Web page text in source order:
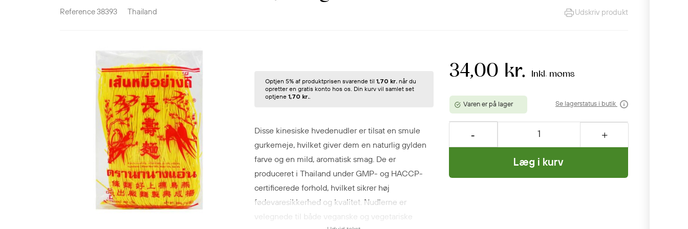
Reference38393 Thailand Udskriv produkt
Optjen 5% af produktprisen svarende til 1,70 kr.når du
opretter en gratis konto hos os. Din kurv vil samlet set
optjene 1,70 kr..
Disse kinesiske hvedenudler er tilsat en smule
gurkemeje, hvilket giver dem en naturlig gylden
farve og en mild, aromatisk smag. De er
produceret i Thailand under GMP- og HACCP-
certificerede forhold, hvilket sikrer høj
fødevaresikkerhed og kvalitet. Nudlerne er
velegnede til både veganske og vegetariske
34,00 kr. Inkl. moms
Varen er på lager Se lagerstatus i butik
Læg i kurv